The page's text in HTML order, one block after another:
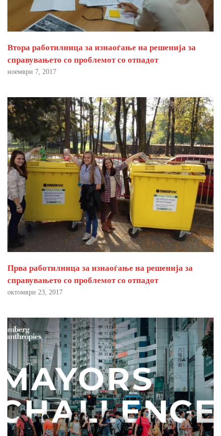
Втора работилница за изнаоѓање на решенија за
справувањето со проблемот со отпадот
ноември 7, 2017
Прва работилница за изнаоѓање на решенија за
справувањето со проблемот со отпадот
октомври 23, 2017